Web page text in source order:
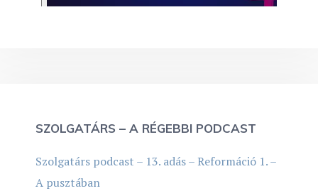
SZOLGATÁRS – A RÉGEBBI PODCAST
Szolgatárs podcast – 13. adás – Reformáció 1. –
A pusztában